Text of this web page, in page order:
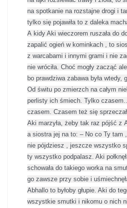
na spotkanie na rozstajne drogi i
tylko się pojawiła to z daleka
A kidy Aki wieczorem ruszała do
zapalić ogień w kominkach , to
z warcabami i innymi grami i nie
nie wróciła. Choć mogły zacząć ale
bo prawdziwa zabawa była wtedy,
Od świtu po zmierzch na całym
perlisty ich śmiech. Tylko
czasem. Czasem też się
Aki marzyła, żeby tak raz pójść z
a siostra jej na to: – No co Ty tam
nie pójdziesz , jeszcze wszystko
ty wszystko podpalasz. Aki
schowała do takiego worka na
go zawsze przy sobie i
Abhallo to byłoby głupie. Aki do
wszystkie smutki i nikomu o nich